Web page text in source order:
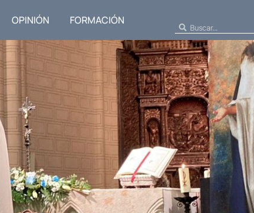
OPINIÓN FORMACIÓN